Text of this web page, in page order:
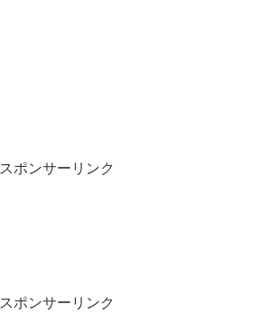
スポンサーリンク
スポンサーリンク